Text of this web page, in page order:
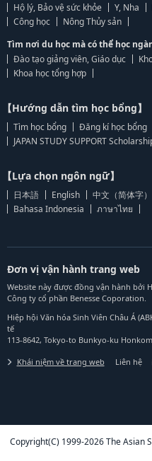
Hộ lý, Bảo vệ sức khỏe
Y, Nha
Công học
Nông Thủy sản
Tìm nơi du học mà có thể học
Đào tạo giảng viên, Giáo dục
Khoa học tổng hợp
【Hướng dẫn tìm học bổng】
Tìm học bổng
Đăng kí học bổng
JAPAN STUDY SUPPORT
【Lựa chọn ngôn ngữ】
日本語 English 中文（简体字）
Bahasa Indonesia
ภาษาไทย
Đơn vị vận hành trang web
Website này được đồng vận hành bởi
Công ty cổ phần Benesse Coporation.
Hiệp hội Văn hóa Sinh Viên Châu Á
tế
113-8642, Tokyo-to Bunkyo-ku
Khái niệm về trang web Liên hệ
Copyright(C) 1999-2026 The Asian